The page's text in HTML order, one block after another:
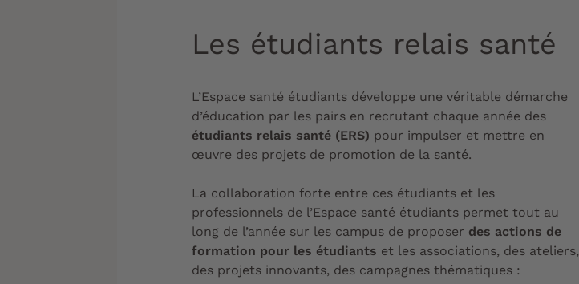
Les étudiants relais santé
L’Espace santé étudiants développe une véritable démarche
d’éducation par les pairs en recrutant chaque année des
étudiants relais santé (ERS) pour impulser et mettre en
œuvre des projets de promotion de la santé.
La collaboration forte entre ces étudiants et les
professionnels de l’Espace santé étudiants permet tout au
long de l’année sur les campus de proposer des actions de
formation pour les étudiants et les associations, des ateliers,
des projets innovants, des campagnes thématiques :